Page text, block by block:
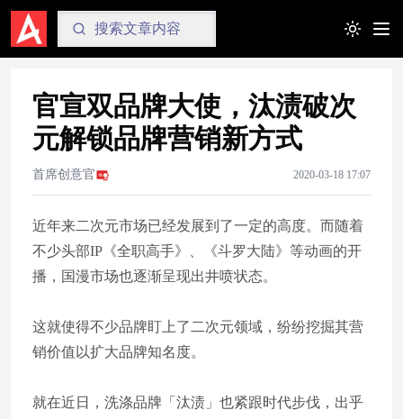
Toggle
官宣双品牌大使，汰渍破次
元解锁品牌营销新方式
首席创意官 2020-03-18 17:07
近年来二次元市场已经发展到了一定的高度。而随着
不少头部IP《全职高手》、《斗罗大陆》等动画的开
播，国漫市场也逐渐呈现出井喷状态。
这就使得不少品牌盯上了二次元领域，纷纷挖掘其营
销价值以扩大品牌知名度。
就在近日，洗涤品牌「汰渍」也紧跟时代步伐，出乎